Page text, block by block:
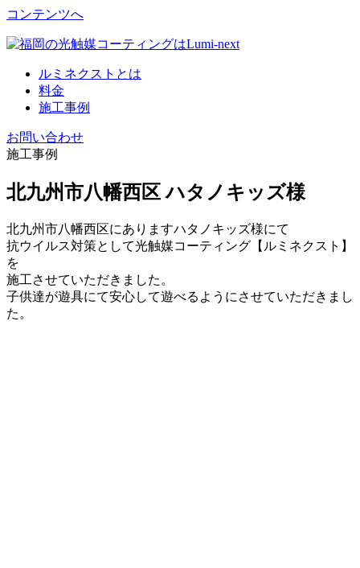
コンテンツへ
ルミネクストとは
料金
施工事例
お問い合わせ
施工事例
北九州市八幡西区 ハタノキッズ様
北九州市八幡西区にありますハタノキッズ様にて
抗ウイルス対策として光触媒コーティング【ルミネクスト】
を
施工させていただきました。
子供達が遊具にて安心して遊べるようにさせていただきまし
た。